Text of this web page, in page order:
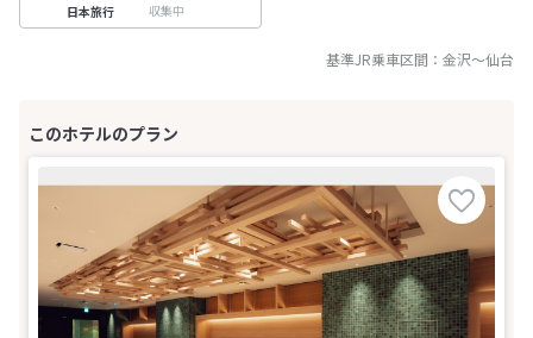
日本旅行 収集中
基準JR乗車区間： 金沢～仙台